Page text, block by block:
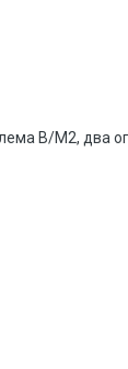
В/М2, два